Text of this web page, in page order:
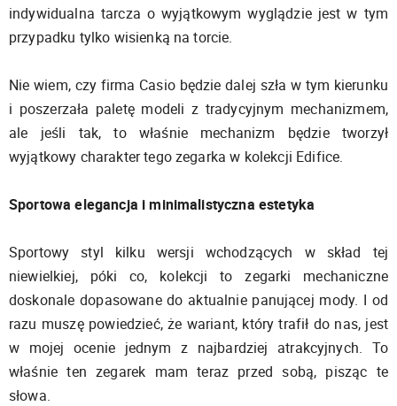
indywidualna tarcza o wyjątkowym wyglądzie jest w tym
przypadku tylko wisienką na torcie.
Nie wiem, czy firma Casio będzie dalej szła w tym kierunku
i poszerzała paletę modeli z tradycyjnym mechanizmem,
ale jeśli tak, to właśnie mechanizm będzie tworzył
wyjątkowy charakter tego zegarka w kolekcji Edifice.
Sportowa elegancja i minimalistyczna estetyka
Sportowy styl kilku wersji wchodzących w skład tej
niewielkiej, póki co, kolekcji to zegarki mechaniczne
doskonale dopasowane do aktualnie panującej mody. I od
razu muszę powiedzieć, że wariant, który trafił do nas, jest
w mojej ocenie jednym z najbardziej atrakcyjnych. To
właśnie ten zegarek mam teraz przed sobą, pisząc te
słowa.